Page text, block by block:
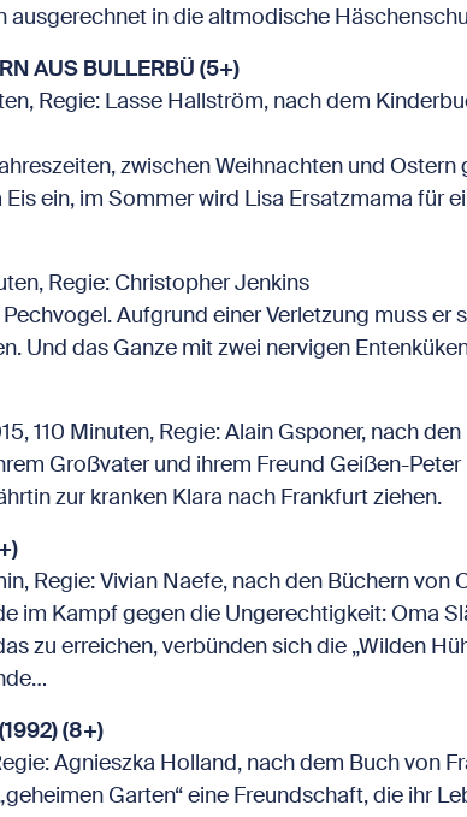
ausgerechnet in die altmodische
AUS BULLERBÜ (5+)
Regie: Lasse Hallström, nach dem
zwischen Weihnachten und
ein, im Sommer wird Lisa Ersatzmama für
Regie: Christopher Jenkins
Aufgrund einer Verletzung muss er
Und das Ganze mit zwei nervigen
110 Minuten, Regie: Alain Gsponer, nach
Großvater und ihrem Freund Geißen-
zur kranken Klara nach Frankfurt ziehen.
Regie: Vivian Naefe, nach den Büchern von
im Kampf gegen die Ungerechtigkeit: Oma
zu erreichen, verbünden sich die „Wilden
(8+)
Agnieszka Holland, nach dem Buch von
Garten“ eine Freundschaft, die ihr